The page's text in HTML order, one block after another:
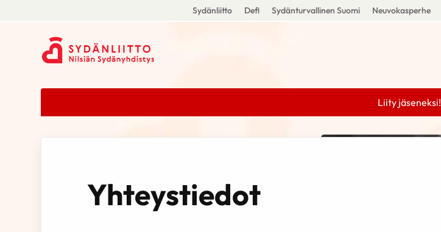
Sydänliitto Defi Sydänturvallinen Suomi Neuvokasperhe
Liity jäseneksi!
Yhteystiedot